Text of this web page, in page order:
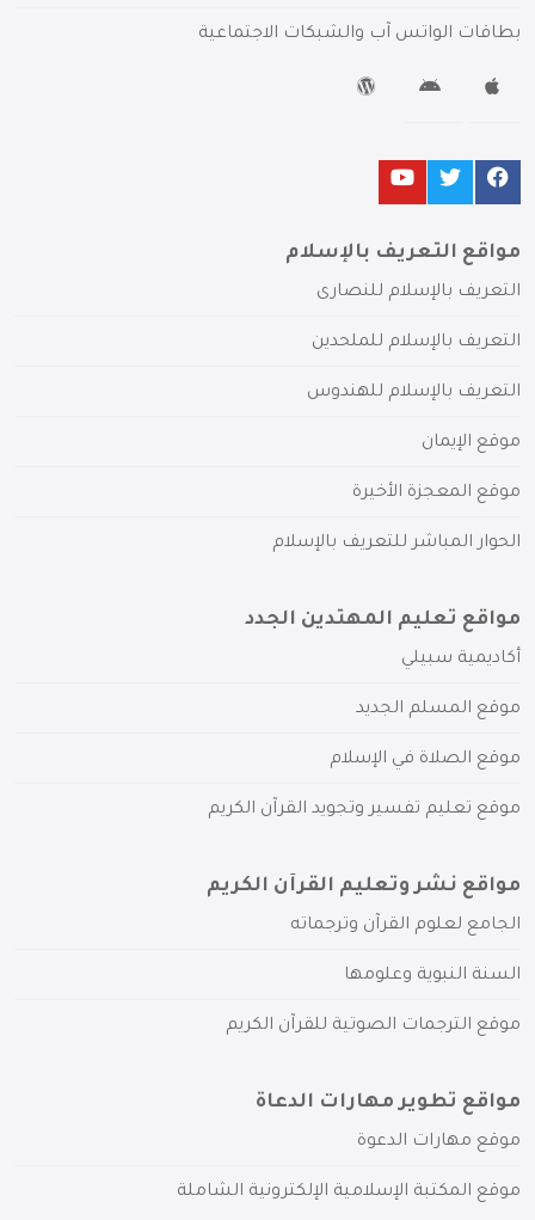
بطاقات الواتس آب والشبكات الاجتماعية
مواقع التعريف بالإسلام
التعريف بالإسلام للنصارى
التعريف بالإسلام للملحدين
التعريف بالإسلام للهندوس
موقع الإيمان
موقع المعجزة الأخيرة
الحوار المباشر للتعريف بالإسلام
مواقع تعليم المهتدين الجدد
أكاديمية سبيلي
موقع المسلم الجديد
موقع الصلاة في الإسلام
موقع تعليم تفسير وتجويد القرآن الكريم
مواقع نشر وتعليم القرآن الكريم
الجامع لعلوم القرآن وترجماته
السنة النبوية وعلومها
موقع الترجمات الصوتية للقرآن الكريم
مواقع تطوير مهارات الدعاة
موقع مهارات الدعوة
موقع المكتبة الإسلامية الإلكترونية الشاملة